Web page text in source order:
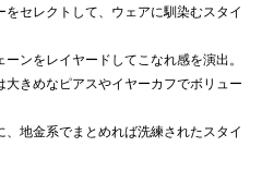
セレクトして、ウェアに馴染むスタイ
ンをレイヤードしてこなれ感を演出。
きめなピアスやイヤーカフでボリュー
地金系でまとめれば洗練されたスタイ